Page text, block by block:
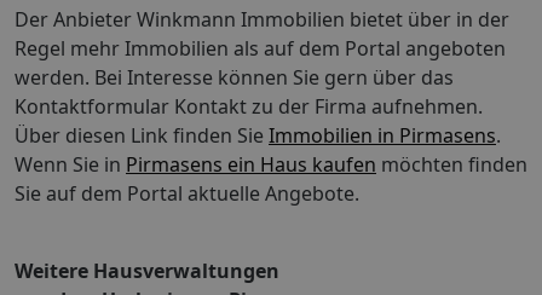
Der Anbieter Winkmann Immobilien bietet über in der
Regel mehr Immobilien als auf dem Portal angeboten
werden. Bei Interesse können Sie gern über das
Kontaktformular Kontakt zu der Firma aufnehmen.
Über diesen Link finden Sie Immobilien in Pirmasens.
Wenn Sie in Pirmasens ein Haus kaufen möchten finden
Sie auf dem Portal aktuelle Angebote.
Weitere Hausverwaltungen